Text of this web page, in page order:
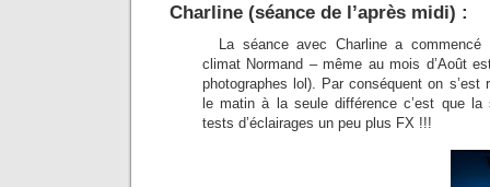
Charline (séance de l’après midi) :
La séance avec Charline a
climat Normand – même au mois d’Août
photographes lol). Par conséquent on s’est
le matin à la seule différence c’est que la
tests d’éclairages un peu plus FX !!!